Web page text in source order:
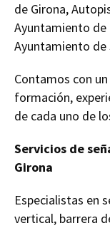
de Girona,
Ayuntamiento de
Ayuntamiento
Contamos con
formación,
de cada uno de
Servicios de
Girona
Especialistas en
vertical, barrera